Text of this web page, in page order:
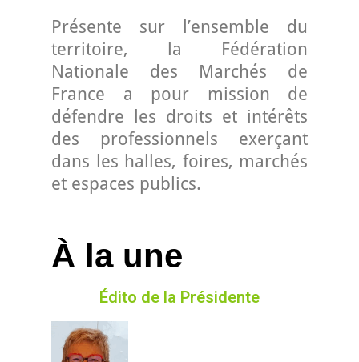
Présente sur l’ensemble du
territoire, la Fédération
Nationale des Marchés de
France a pour mission de
défendre les droits et intérêts
des professionnels exerçant
dans les halles, foires, marchés
et espaces publics.
À la une
Édito de la Présidente